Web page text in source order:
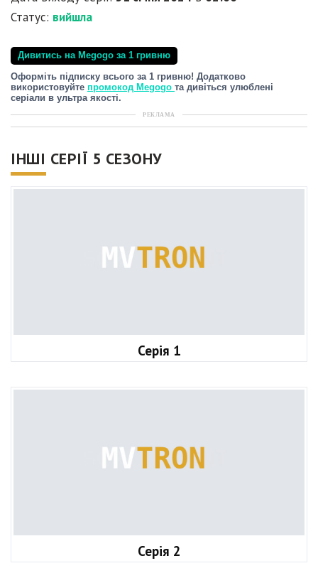
Статус: вийшла
Дивитись на Megogo за 1 гривню
Оформіть підписку всього за 1 гривню! Додатково
використовуйте промокод Megogo та дивіться улюблені
серіали в ультра якості.
РЕКЛАМА
ІНШІ СЕРІЇ 5 СЕЗОНУ
Серія 1
Серія 2